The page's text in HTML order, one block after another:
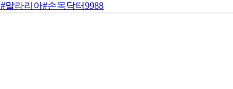
#말라리아#손목닥터9988